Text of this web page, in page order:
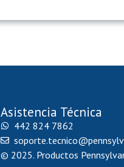
Asistencia Técnica
442 824 7862
© 2025. Productos